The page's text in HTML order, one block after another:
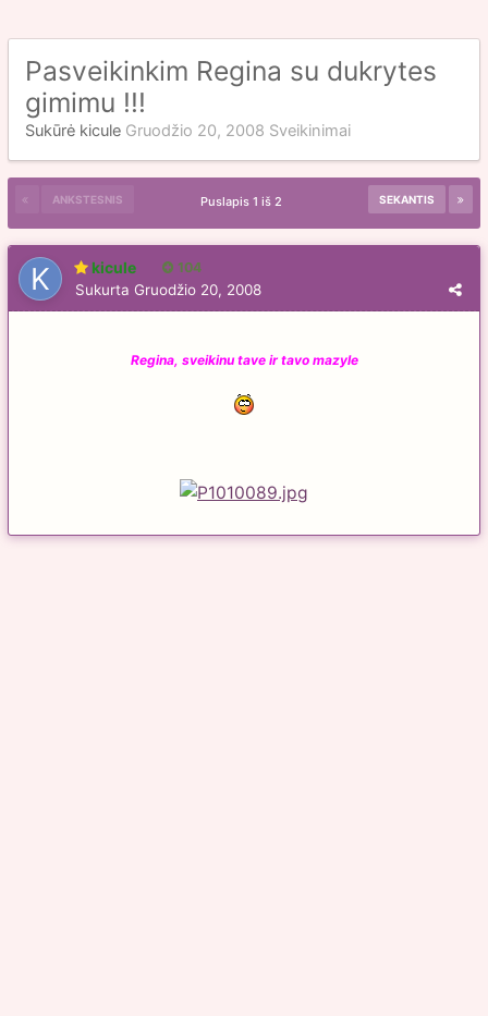
Pasveikinkim Regina su dukrytes
gimimu !!!
Sukūrė kicule Gruodžio 20, 2008 Sveikinimai
ANKSTESNIS SEKANTIS
Puslapis 1 iš 2
kicule 104
Sukurta Gruodžio 20, 2008
Regina, sveikinu tave ir tavo mazyle